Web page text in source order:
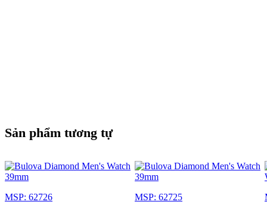
Sản phẩm tương tự
MSP: 62726
MSP: 62725